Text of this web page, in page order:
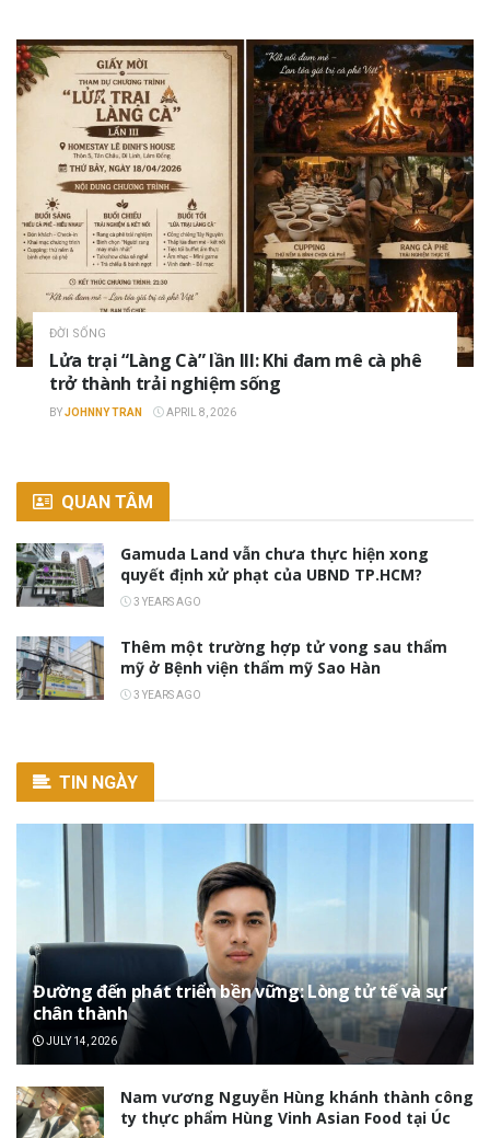
ĐỜI SỐNG
Lửa trại “Làng Cà” lần III: Khi đam mê cà phê
trở thành trải nghiệm sống
BYJOHNNY TRAN APRIL 8, 2026
QUAN TÂM
Gamuda Land vẫn chưa thực hiện xong
quyết định xử phạt của UBND TP.HCM?
3 YEARS AGO
Thêm một trường hợp tử vong sau thẩm
mỹ ở Bệnh viện thẩm mỹ Sao Hàn
3 YEARS AGO
TIN NGÀY
Đường đến phát triển bền vững: Lòng tử tế và sự
chân thành
JULY 14, 2026
Nam vương Nguyễn Hùng khánh thành công
ty thực phẩm Hùng Vinh Asian Food tại Úc